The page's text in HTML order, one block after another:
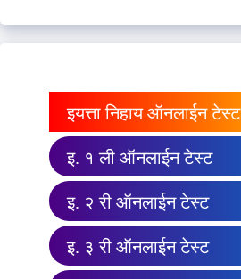
इयत्ता निहाय ऑनलाईन टेस्ट
इ. १ ली ऑनलाईन टेस्ट
इ. २ री ऑनलाईन टेस्ट
इ. ३ री ऑनलाईन टेस्ट